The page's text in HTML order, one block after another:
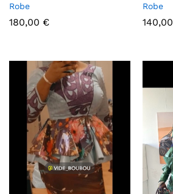
Robe
180,00 €
Robe
140,00